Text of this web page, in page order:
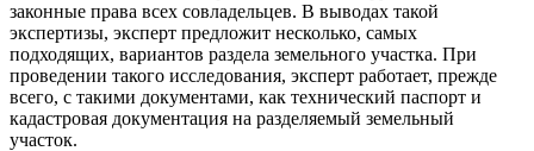
законные права всех совладельцев. В выводах такой
экспертизы, эксперт предложит несколько, самых
подходящих, вариантов раздела земельного участка. При
проведении такого исследования, эксперт работает, прежде
всего, с такими документами, как технический паспорт и
кадастровая документация на разделяемый земельный
участок.